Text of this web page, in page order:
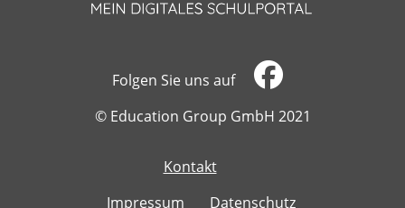
Folgen Sie uns auf
​​​​​​​© Education Group GmbH 2021
Kontakt
Impressum
Datenschutz